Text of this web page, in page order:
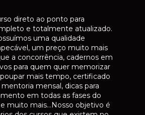
da Turma
em Direito Penal e
pela Universidade
exerce o cargo de
da Justiça Federal do
Judiciária de Pitanga/PR.
como professor em cursos
concursos desde 2014.
vasta experiência em
direto ao ponto para
e totalmente atualizado.
uma qualidade
um preço muito mais
a concorrência, cadernos em
para quem quer memorizar
mais tempo, certificado
mensal, dicas para
em todas as fases do
muito mais…Nosso objetivo é